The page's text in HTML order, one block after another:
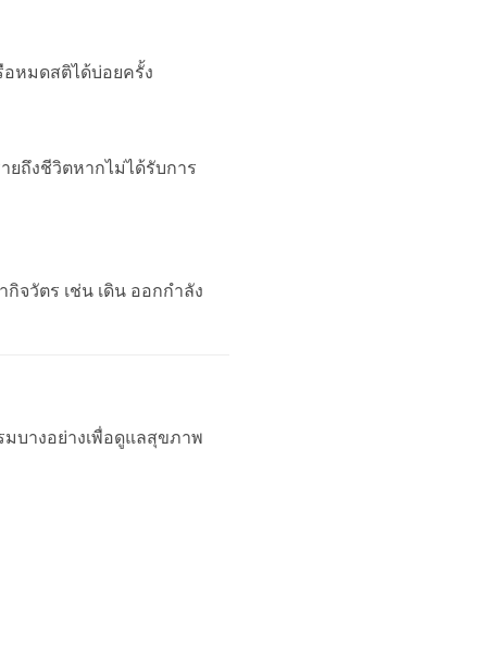
อหมดสติได้บ่อยครั้ง
ยถึงชีวิตหากไม่ได้รับการ
จวัตร เช่น เดิน ออกกำลัง
บางอย่างเพื่อดูแลสุขภาพ